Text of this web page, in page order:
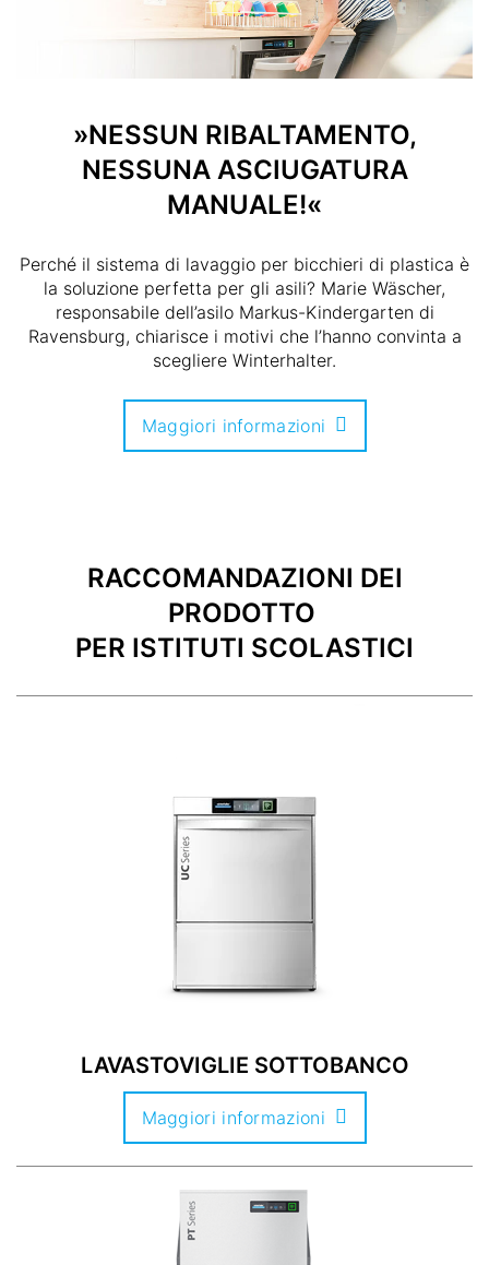
»NESSUN RIBALTAMENTO,
NESSUNA ASCIUGATURA
MANUALE!«
Perché il sistema di lavaggio per bicchieri di plastica è
la soluzione perfetta per gli asili? Marie Wäscher,
responsabile dell’asilo Markus-Kindergarten di
Ravensburg, chiarisce i motivi che l’hanno convinta a
scegliere Winterhalter.
Maggiori informazioni
RACCOMANDAZIONI DEI
PRODOTTO
PER ISTITUTI SCOLASTICI
LAVASTOVIGLIE SOTTOBANCO
Maggiori informazioni